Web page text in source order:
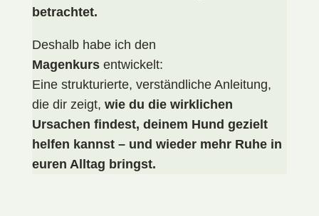
betrachtet.
Deshalb habe ich den
Magenkursentwickelt:
Eine strukturierte, verständliche Anleitung,
die dir zeigt, wie du die wirklichen
Ursachen findest, deinem Hund gezielt
helfen kannst – und wieder mehr Ruhe in
euren Alltag bringst.